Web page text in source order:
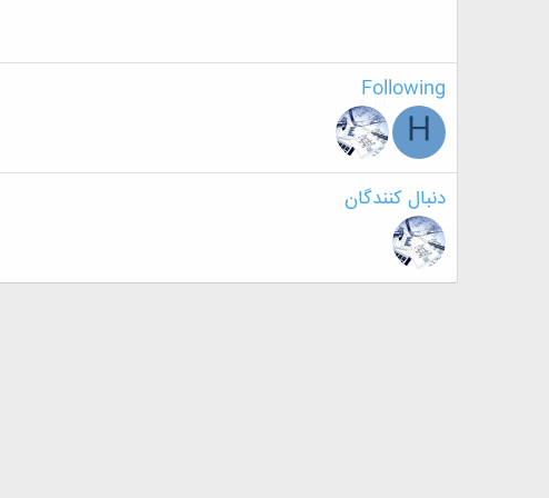
Following
H
دنبال کنندگان